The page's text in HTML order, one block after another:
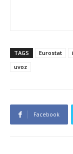
TAGS Eurostat
uvoz
Facebook